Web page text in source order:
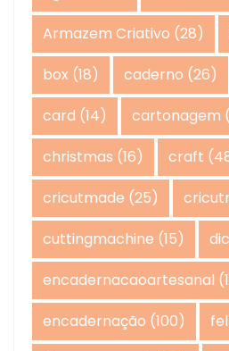
Armazem Criativo (28)
box (18) caderno (26)
card (14) cartonagem
christmas (16) craft
cricutmade (25)
cuttingmachine (15)
encadernacaoartesanal
encadernação (100)